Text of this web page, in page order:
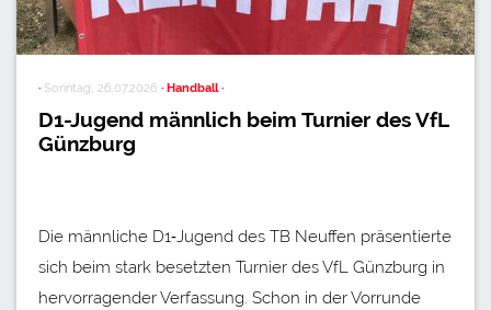
· Sonntag, 26.07.2026 · Handball ·
D1-Jugend männlich beim Turnier des VfL
Günzburg
Die männliche D1‑Jugend des TB Neuffen präsentierte
sich beim stark besetzten Turnier des VfL Günzburg in
hervorragender Verfassung. Schon in der Vorrunde